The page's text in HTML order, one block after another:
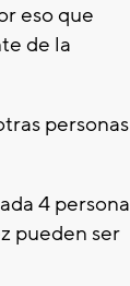
eso que
de la
personas
4
pueden ser